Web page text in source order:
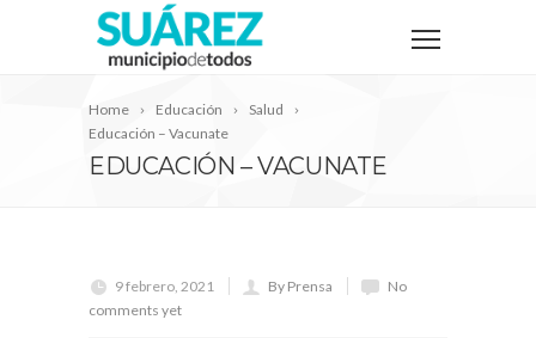
Home Educación
Salud
Educación – Vacunate
EDUCACIÓN – VACUNATE
9 febrero, 2021 By Prensa
No
comments yet